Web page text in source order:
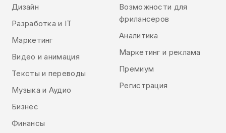
Дизайн
Разработка и IT
Маркетинг
Видео и анимация
Тексты и переводы
Музыка и Аудио
Бизнес
Финансы
Возможности для
фрилансеров
Аналитика
Маркетинг и реклама
Премиум
Регистрация